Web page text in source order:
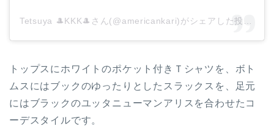
トップスにホワイトのポケット付きＴシャツを、ボト
ムスにはブックのゆったりとしたスラックスを、足元
にはブラックのユッタニューマンアリスを合わせたコ
ーデスタイルです。